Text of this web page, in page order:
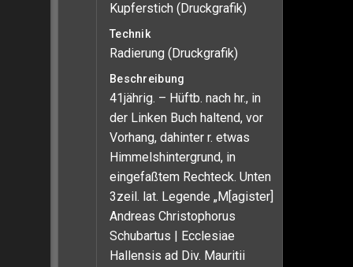
Kupferstich (Druckgrafik)
Technik
Radierung (Druckgrafik)
Beschreibung
41jährig. – Hüftb. nach hr., in
der Linken Buch haltend, vor
Vorhang, dahinter r. etwas
Himmelshintergrund, in
eingefaßtem Rechteck. Unten
3zeil. lat. Legende „M[agister]
Andreas Christophorus
Schubartus | Ecclesiae
Hallensis ad Div. Mauritii